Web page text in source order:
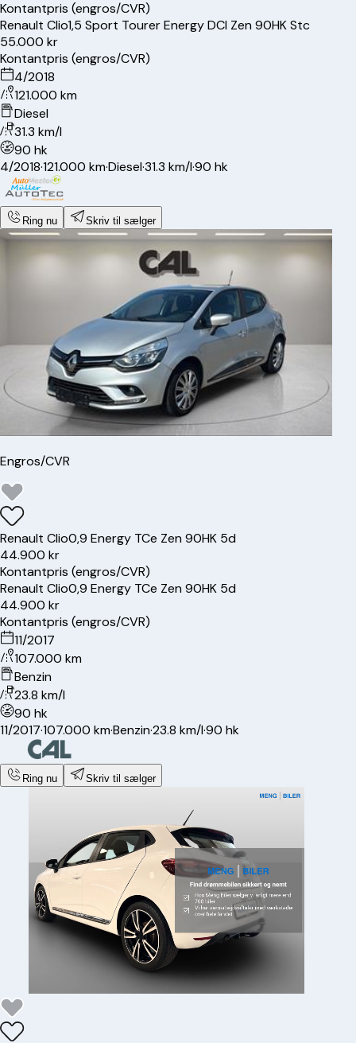
Kontantpris (engros/CVR)
Renault Clio1,5 Sport Tourer Energy DCI Zen 90HK Stc
55.000 kr
Kontantpris (engros/CVR)
4/2018
121.000 km
Diesel
31.3 km/l
90 hk
4/2018·121.000 km·Diesel·31.3 km/l·90 hk
Ring nu Skriv til sælger
Engros/CVR
Renault Clio0,9 Energy TCe Zen 90HK 5d
44.900 kr
Kontantpris (engros/CVR)
Renault Clio0,9 Energy TCe Zen 90HK 5d
44.900 kr
Kontantpris (engros/CVR)
11/2017
107.000 km
Benzin
23.8 km/l
90 hk
11/2017·107.000 km·Benzin·23.8 km/l·90 hk
Ring nu Skriv til sælger